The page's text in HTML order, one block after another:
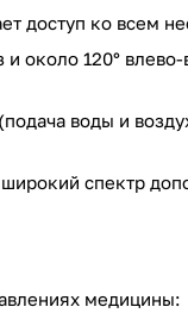
доступ ко всем
и около 120°
воды и
спектр
медицины: